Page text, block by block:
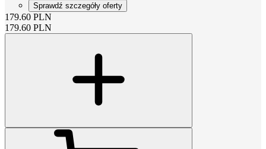
Sprawdź szczegóły oferty
179.60 PLN
179.60 PLN